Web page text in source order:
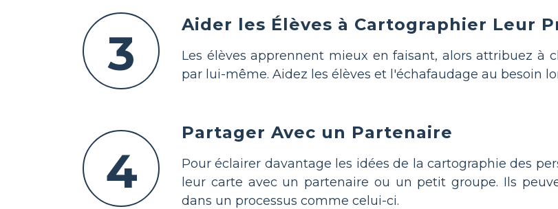
3
Aider les Élèves à Cartographier Leur
Les élèves apprennent mieux en faisant, alors attribuez à
par lui-même. Aidez les élèves et l'échafaudage au besoin
4
Partager Avec un Partenaire
Pour éclairer davantage les idées de la cartographie des
leur carte avec un partenaire ou un petit groupe. Ils
dans un processus comme celui-ci.